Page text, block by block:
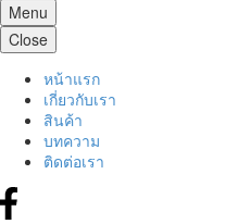
Menu
Close
หน้าแรก
เกี่ยวกับเรา
สินค้า
บทความ
ติดต่อเรา